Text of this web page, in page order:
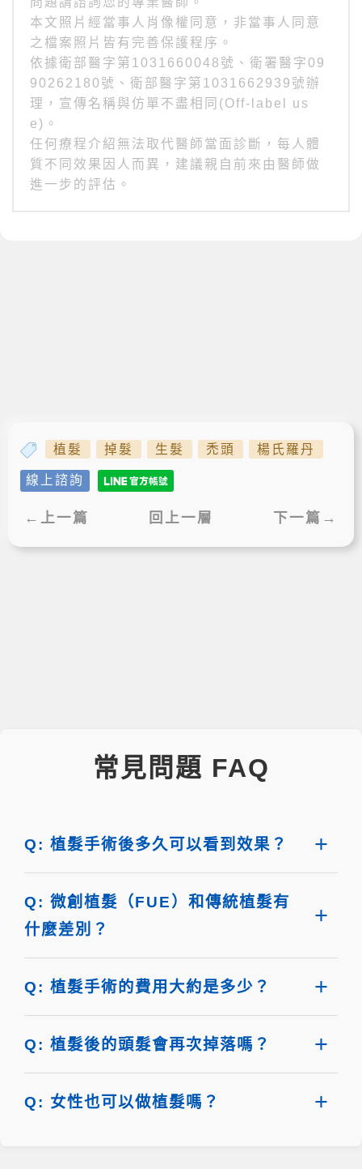
本文照片經當事人肖像權同意，非當事人同意
之檔案照片皆有完善保護程序。
依據衛部醫字第1031660048號、衛署醫字09
90262180號、衛部醫字第1031662939號辦
理，宣傳名稱與仿單不盡相同(Off-label us
e)。
任何療程介紹無法取代醫師當面診斷，每人體
質不同效果因人而異，建議親自前來由醫師做
進一步的評估。
植髮 掉髮 生髮 禿頭 楊氏羅丹
線上諮詢
←上一篇 回上一層 下一篇→
常見問題 FAQ
Q: 植髮手術後多久可以看到效果？
Q: 微創植髮（FUE）和傳統植髮有
什麼差別？
Q: 植髮手術的費用大約是多少？
Q: 植髮後的頭髮會再次掉落嗎？
Q: 女性也可以做植髮嗎？